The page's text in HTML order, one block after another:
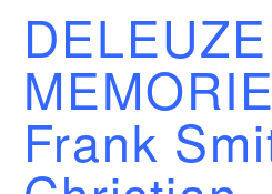
DELEUZE
Frank